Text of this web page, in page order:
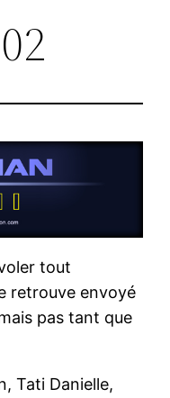
tout
retrouve envoyé
pas tant que
Tati Danielle,